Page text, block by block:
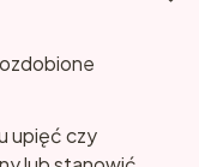
ozdobione
upięć czy